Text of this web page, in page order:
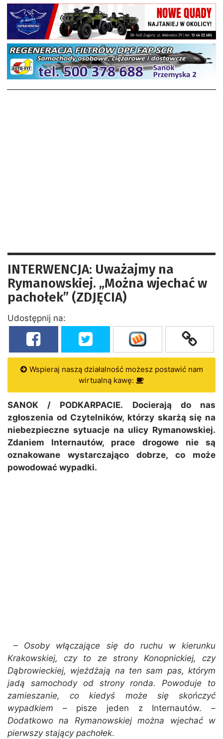
INTERWENCJA: Uważajmy na
Rymanowskiej. „Można wjechać w
pachołek” (ZDJĘCIA)
Udostępnij na:
Wspieraj naszą działalność możesz postawić nam
wirtualną kawę:
SANOK / PODKARPACIE. Docierają do nas
zgłoszenia od Czytelników, którzy skarżą się na
niebezpieczne sytuacje na ulicy Rymanowskiej.
Zdaniem Internautów, prace drogowe nie są
oznakowane wystarczająco dobrze, co może
powodować wypadki.
– Osoby włączające się do ruchu w kierunku
Krakowskiej, czy to ze strony Konopnickiej, czy
Dąbrowieckiej, wjeżdżają na ten sam pas, którym
jadą samochody od strony ronda. Powoduje to
zamieszanie, co kiedyś może się skończyć
wypadkiem – pisze jeden z Internautów. –
Dodatkowo na Rymanowskiej można wjechać w
pierwszy stający pachołek.